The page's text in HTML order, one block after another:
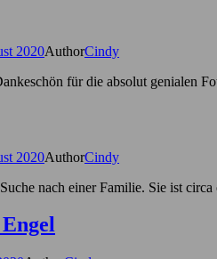
2020AuthorCindy
für die absolut genialen
2020AuthorCindy
nach einer Familie. Sie ist